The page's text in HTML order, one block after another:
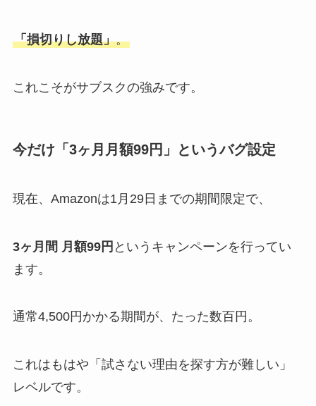
「損切りし放題」。
これこそがサブスクの強みです。
今だけ「3ヶ月月額99円」というバグ設定
現在、Amazonは1月29日までの期間限定で、
3ヶ月間 月額99円 というキャンペーンを行ってい
ます。
通常4,500円かかる期間が、たった数百円。
これはもはや「試さない理由を探す方が難しい」
レベルです。